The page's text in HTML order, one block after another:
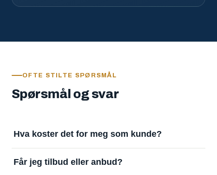
OFTE STILTE SPØRSMÅL
Spørsmål og svar
Hva koster det for meg som kunde?
å motta svar. Tjenesten finansieres av
Får jeg tilbud eller anbud?